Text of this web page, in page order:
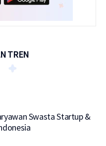
TREN
Swasta Startup &